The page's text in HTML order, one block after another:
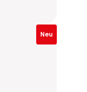
Neu